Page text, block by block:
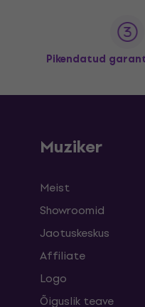
Pikendatud
Muziker
Meist
Showroomid
Jaotuskeskus
Affiliate
Logo
Õiguslik teave